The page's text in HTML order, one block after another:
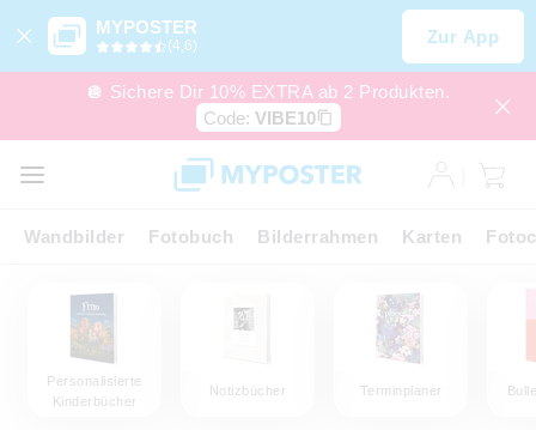
MYPOSTER
(4,6) Zur App
🪩 Sichere Dir 10% EXTRA ab 2 Produkten.
Code: VIBE10
Wandbilder Fotobuch Bilderrahmen Karten
Personalisierte
Kinderbücher
Notizbücher Terminplaner